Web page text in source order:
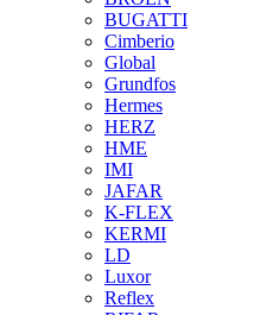
BUGATTI
Cimberio
Global
Grundfos
Hermes
HERZ
HME
IMI
JAFAR
K-FLEX
KERMI
LD
Luxor
Reflex